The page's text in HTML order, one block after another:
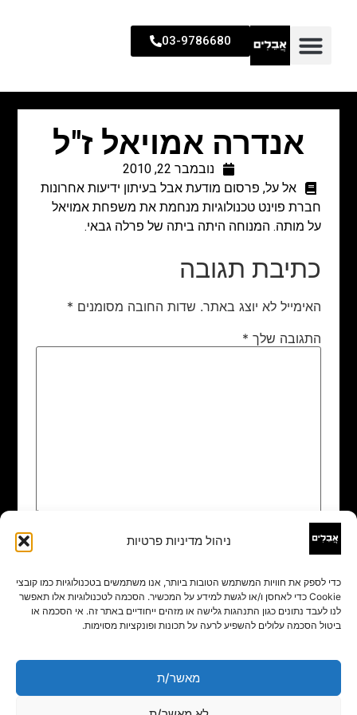
ניהול מדיניות פרטיות
כדי לספק את חוויות המשתמש הטובות ביותר, אנו משתמשים בטכנולוגיות כמו קובצי
Cookie כדי לאחסן ו/או לגשת למידע על המכשיר. הסכמה לטכנולוגיות אלו תאפשר
לנו לעבד נתונים כגון התנהגות גלישה או מזהים ייחודיים באתר זה. אי הסכמה או
ביטול הסכמה עלולים להשפיע לרעה על תכונות ופונקציות מסוימות.
מאשר/ת
03-9786680
אנדרה אמויאל ז"ל
נובמבר 22, 2010
אל על, פרסום מודעת אבל בעיתון ידיעות אחרונות
חברת פוינט טכנולוגיות מנחמת את משפחת אמויאל
על מותה. המנוחה היתה ביתה של פרלה גבאי.
כתיבת תגובה
האימייל לא יוצג באתר. שדות החובה מסומנים *
התגובה שלך *
שם
אימייל*